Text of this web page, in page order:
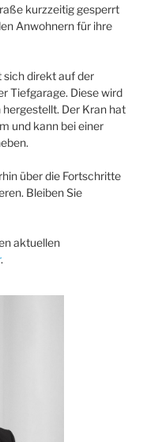
kurzzeitig gesperrt
Anwohnern für ihre
sich direkt auf der
Tiefgarage. Diese wird
Der Kran hat
und kann bei einer
über die Fortschritte
Bleiben Sie
aktuellen
.